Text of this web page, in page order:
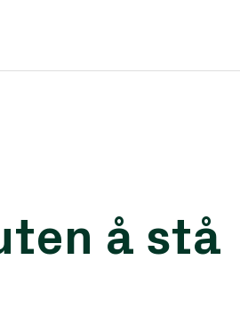
å stå